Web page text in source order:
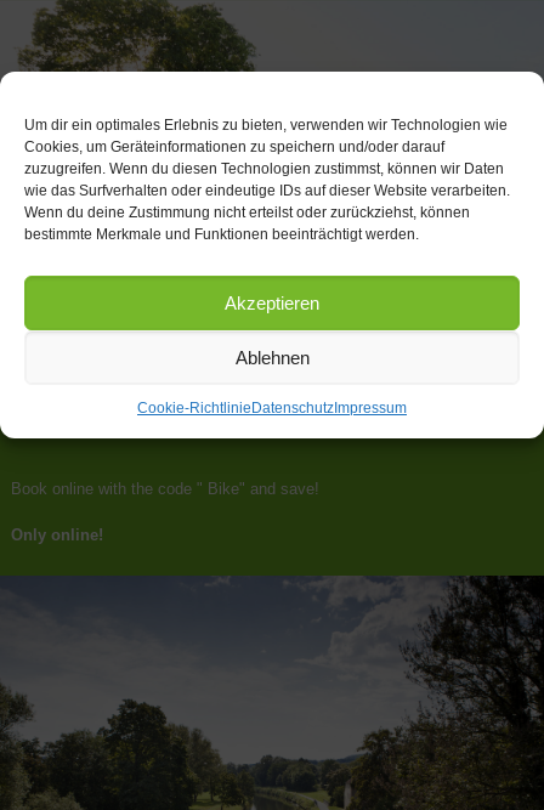
Um dir ein optimales Erlebnis zu bieten, verwenden wir Technologien wie
Cookies, um Geräteinformationen zu speichern und/oder darauf
zuzugreifen. Wenn du diesen Technologien zustimmst, können wir Daten
wie das Surfverhalten oder eindeutige IDs auf dieser Website verarbeiten.
Wenn du deine Zustimmung nicht erteilst oder zurückziehst, können
bestimmte Merkmale und Funktionen beeinträchtigt werden.
Akzeptieren
Ablehnen
Cookie-Richtlinie Datenschutz Impressum
Book online with the code " Bike" and save!
Only online!